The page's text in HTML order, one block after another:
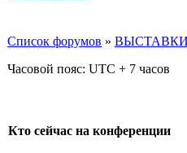
Список форумов »
Часовой пояс: UTC + 7 часов
Кто сейчас на конференции